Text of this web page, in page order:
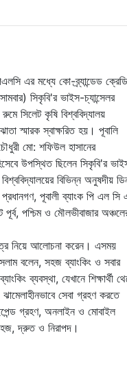
এর মধ্যে কো-ব্র্যান্ডেড
সিকৃবি'র ভাইস-চ্যান্সেলর
সিলেট কৃষি বিশ্ববিদ্যালয়
স্মারক স্বাক্ষরিত হয়। পূবালি
মো: শফিউল হাসানের
উপস্থিত ছিলেন সিকৃবি'র
বিভিন্ন অনুষদীয়
পূবালী ব্যাংক পি এল সি
পশ্চিম ও মৌলভীবাজার
নিয়ে আলোচনা করেন। এসময়
বলেন, সহজ ব্যাংকিং ও সবার
ব্যবস্থা, যেখানে শিক্ষার্থী
সেবা গ্রহণ করতে
গ্রহণ, অনলাইন ও মোবাইল
দ্রুত ও নিরাপদ।